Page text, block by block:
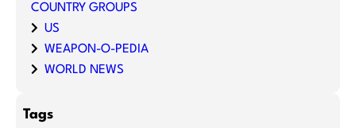
COUNTRY GROUPS
US
WEAPON-O-PEDIA
WORLD NEWS
Tags